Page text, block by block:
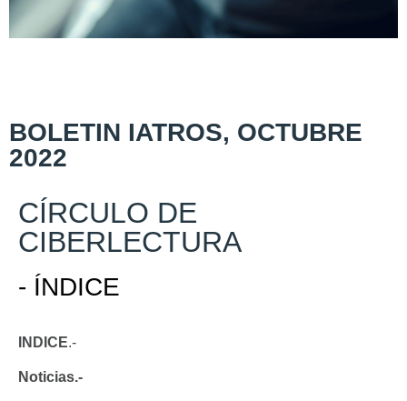
BOLETIN IATROS, OCTUBRE
2022
CÍRCULO DE
CIBERLECTURA
- ÍNDICE
INDICE.-
Noticias.-